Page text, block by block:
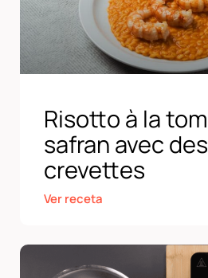
Risotto à la
safran avec des
crevettes
Ver receta